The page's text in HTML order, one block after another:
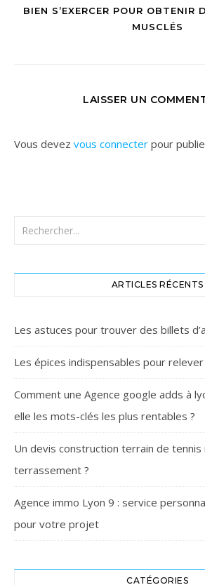
BIEN S’EXERCER POUR OBTENIR
MUSCLÉS
LAISSER UN
Vous devez vous connecter pour
ARTICLES RÉCENTS
Les astuces pour trouver des billets
Les épices indispensables pour
Comment une Agence google adds à
elle les mots-clés les plus rentables ?
Un devis construction terrain de tennis
terrassement ?
Agence immo Lyon 9 : service
pour votre projet
CATÉGORIES